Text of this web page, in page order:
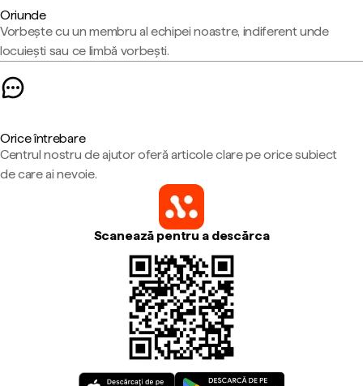
Oriunde
Vorbește cu un membru al echipei noastre, indiferent unde
locuiești sau ce limbă vorbești.
Orice întrebare
Centrul nostru de ajutor oferă articole clare pe orice subiect
de care ai nevoie.
Scanează pentru a descărca